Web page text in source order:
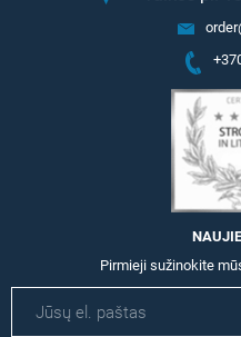
Pirmieji sužinokite